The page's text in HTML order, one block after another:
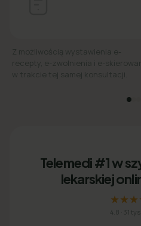
Z możliwością wystawienia e-
recepty, e-zwolnienia i e-
w trakcie tej samej konsultacji.
Telemedi #1 w
lekarskiej
4.8 31